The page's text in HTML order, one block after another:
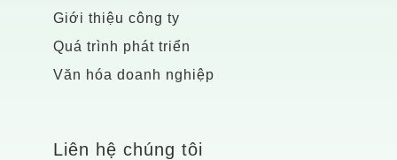
Giới thiệu công ty
Quá trình phát triển
Văn hóa doanh nghiệp
Liên hệ chúng tôi